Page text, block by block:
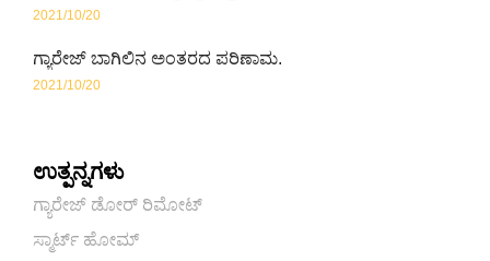
2021/10/20
ಗ್ಯಾರೇಜ್ ಬಾಗಿಲಿನ ಅಂತರದ ಪರಿಣಾಮ.
2021/10/20
ಉತ್ಪನ್ನಗಳು
ಗ್ಯಾರೇಜ್ ಡೋರ್ ರಿಮೋಟ್
ಸ್ಮಾರ್ಟ್ ಹೋಮ್